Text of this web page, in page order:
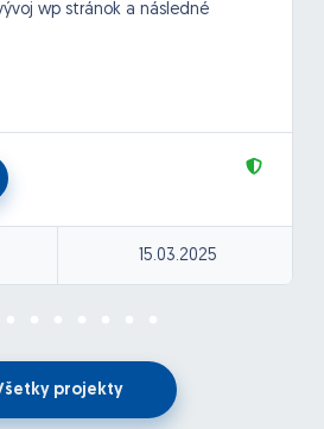
wp stránok a následné
len po technickej stránke.
dohodou.
15.03.2025
projekty